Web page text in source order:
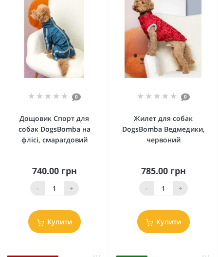
0
Дощовик Спорт для
собак DogsBomba на
флiсi, смарагдовий
740.00 грн
- +
Купити
0
Жилет для собак
DogsBomba Ведмедики,
червоний
785.00 грн
- +
Купити